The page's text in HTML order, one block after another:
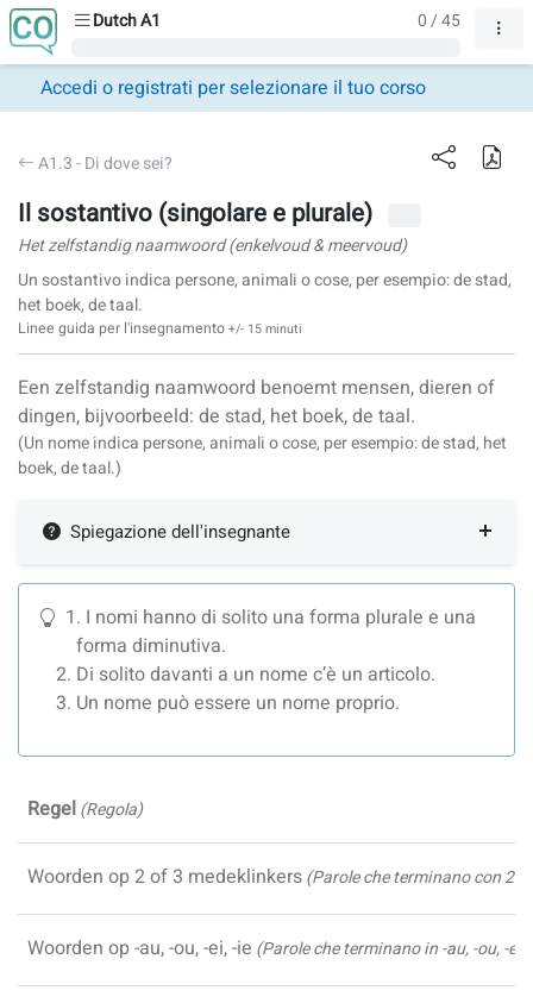
Dutch A1 0 / 45
Accedi o registrati per selezionare il tuo corso
A1.3 - Di dove sei?
Il sostantivo (singolare e plurale)
Het zelfstandig naamwoord (enkelvoud & meervoud)
Un sostantivo indica persone, animali o cose, per esempio: de stad,
het boek, de taal.
Linee guida per l'insegnamento+/- 15 minuti
Een zelfstandig naamwoord benoemt mensen, dieren of
dingen, bijvoorbeeld: de stad, het boek, de taal.
(Un nome indica persone, animali o cose, per esempio:de stad, het
boek,de taal.)
Spiegazione dell'insegnante
I nomi hanno di solito una forma plurale e una
forma diminutiva.
Di solito davanti a un nome c’è un articolo.
Un nome può essere un nome proprio.
Regel(Regola)
Woorden op 2 of 3 medeklinkers(Parole che terminano con 2
Woorden op -au, -ou, -ei, -ie (Parole che terminano in -au, -ou, -ei,